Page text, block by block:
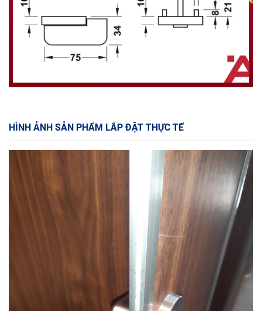
HÌNH ẢNH SẢN PHẨM LẮP ĐẶT THỰC TẾ